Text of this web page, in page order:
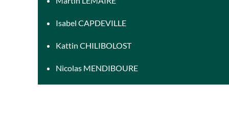
Isabel CAPDEVILLE
Kattin CHILIBOLOST
Nicolas MENDIBOURE